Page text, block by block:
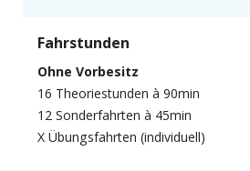
Fahrstunden
Ohne Vorbesitz
16 Theoriestunden à 90min
12 Sonderfahrten à 45min
X Übungsfahrten (individuell)